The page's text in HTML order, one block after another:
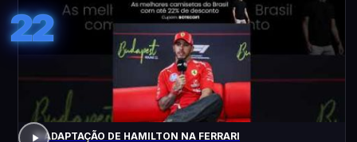
22
A ADAPTAÇÃO DE HAMILTON NA FERRARI